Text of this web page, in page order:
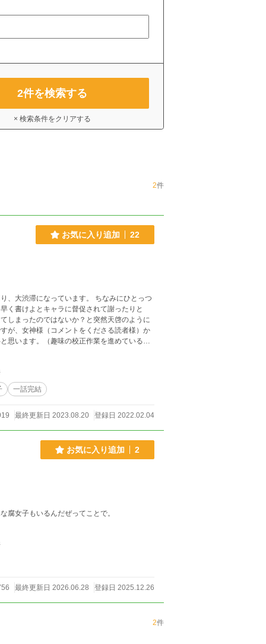
2件を検索する
× 検索条件をクリアする
2件
お気に入り追加 22
く書けよとキャラに督促されて謝ったりと
あり、（ま）真面目な話とつけようかと真剣
思います。（なるべくそのようにこころがけております。ぺこり） 不定期更新です。
一話完結
最終更新日 2023.08.20 登録日 2022.02.04
お気に入り追加 2
腐女子もいるんだぜってことで。
最終更新日 2026.06.28 登録日 2025.12.26
2件